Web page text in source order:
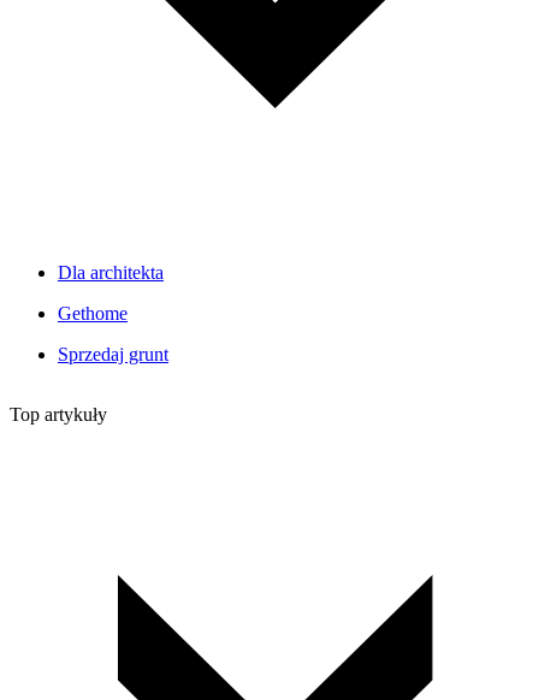
Dla architekta
Gethome
Sprzedaj grunt
Top artykuły